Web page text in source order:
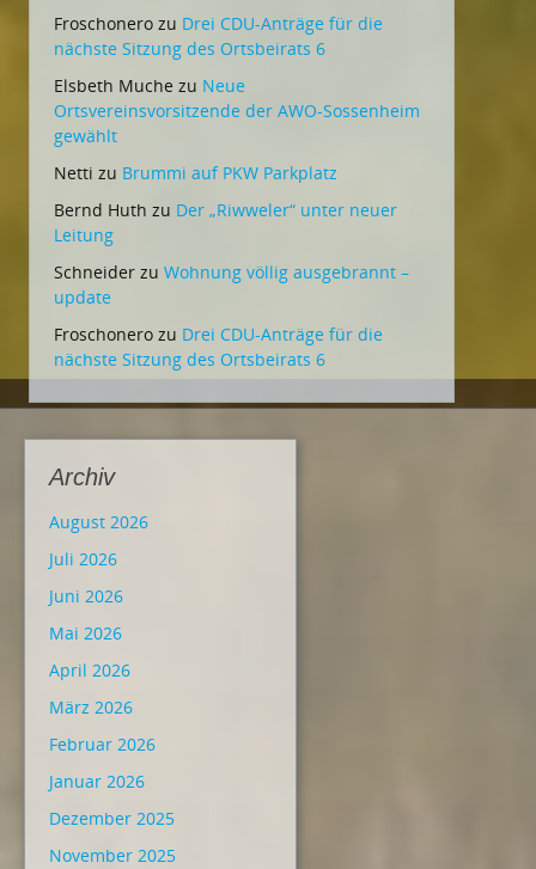
Froschonero zu Drei CDU-Anträge für die
nächste Sitzung des Ortsbeirats 6
Elsbeth Muche zu Neue
Ortsvereinsvorsitzende der AWO-Sossenheim
gewählt
Netti zu Brummi auf PKW Parkplatz
Bernd Huth zu Der „Riwweler“ unter neuer
Leitung
Schneider zu Wohnung völlig ausgebrannt –
update
Froschonero zu Drei CDU-Anträge für die
nächste Sitzung des Ortsbeirats 6
Archiv
August 2026
Juli 2026
Juni 2026
Mai 2026
April 2026
März 2026
Februar 2026
Januar 2026
Dezember 2025
November 2025